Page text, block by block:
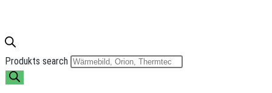
Produkts search